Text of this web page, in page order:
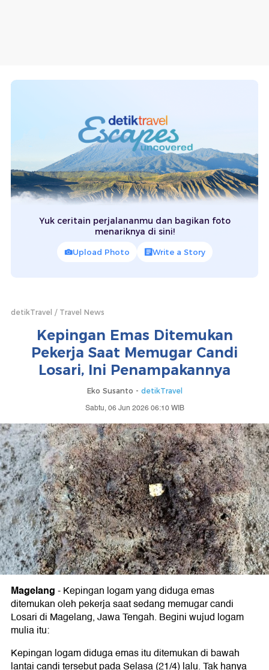
Yuk ceritain perjalananmu dan bagikan foto
menariknya di sini!
Upload Photo Write a Story
detikTravel Travel News
Kepingan Emas Ditemukan
Pekerja Saat Memugar Candi
Losari, Ini Penampakannya
Eko Susanto - detikTravel
Sabtu, 06 Jun 2026 06:10 WIB
Magelang-Kepingan logam yang diduga emas
ditemukan oleh pekerja saat sedang memugar candi
Losari di Magelang, Jawa Tengah. Begini wujud logam
mulia itu:
Kepingan logam diduga emas itu ditemukan di bawah
lantai candi tersebut pada Selasa (21/4) lalu. Tak hanya